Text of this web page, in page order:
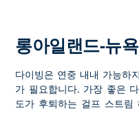
롱아일랜드-뉴
다이빙은 연중 내내 가능하
가 필요합니다. 가장 좋은
도가 후퇴하는 걸프 스트